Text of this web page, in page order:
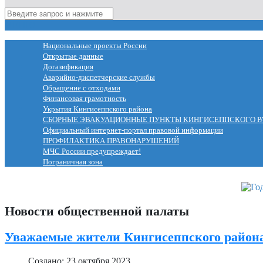
Национальные проекты России
Открытые данные
Догазификация
Аварийно-диспетчерские службы
Обращение с отходами
Финансовая грамотность
Укрытия Кингисеппского района
СБОРНЫЕ ЭВАКУАЦИОННЫЕ ПУНКТЫ КИНГИСЕППСКОГО
Официальный интернет-портал правовой информации
ПРОФИЛАКТИКА ПРАВОНАРУШЕНИЙ
МЧС России предупреждает!
Пограничная зона
Новости общественной палаты
Уважаемые жители Кингисеппского
Создано: 23 октября 2023